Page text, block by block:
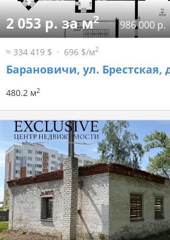
2 053 р. за м2 986 000 р.
≈ 334 419 $ 696 $/м2
Барановичи, ул. Брестская,
480.2 м2